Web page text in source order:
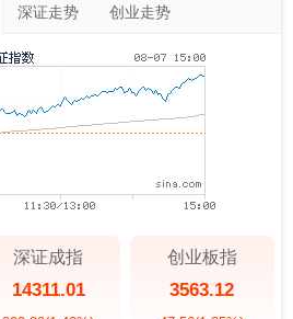
深证走势 创业走势
深证成指
14311.01
创业板指
3563.12